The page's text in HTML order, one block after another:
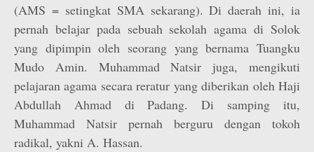
(AMS = setingkat SMA sekarang). Di daerah ini, ia
pernah belajar pada sebuah sekolah agama di Solok
yang dipimpin oleh seorang yang bernama Tuangku
Mudo Amin. Muhammad Natsir juga, mengikuti
pelajaran agama secara reratur yang diberikan oleh Haji
Abdullah Ahmad di Padang. Di samping itu,
Muhammad Natsir pernah berguru dengan tokoh
radikal, yakni A. Hassan.